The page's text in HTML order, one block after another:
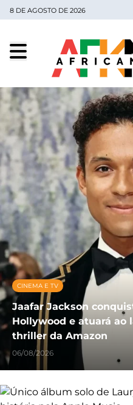
8 DE AGOSTO DE 2026
CINEMA E TV
Jaafar Jackson
Hollywood e atuará ao
thriller da Amazon
06/08/2026